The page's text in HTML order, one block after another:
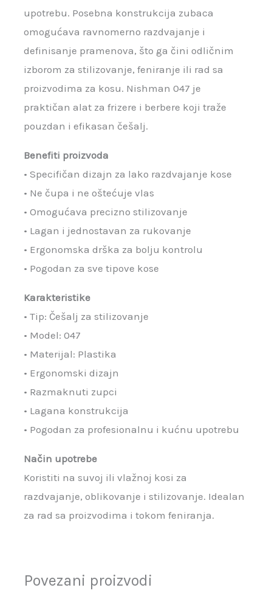
upotrebu. Posebna konstrukcija zubaca
omogućava ravnomerno razdvajanje i
definisanje pramenova, što ga čini odličnim
izborom za stilizovanje, feniranje ili rad sa
proizvodima za kosu. Nishman 047 je
praktičan alat za frizere i berbere koji traže
pouzdan i efikasan češalj.
Benefiti proizvoda
• Specifičan dizajn za lako razdvajanje kose
• Ne čupa i ne oštećuje vlas
• Omogućava precizno stilizovanje
• Lagan i jednostavan za rukovanje
• Ergonomska drška za bolju kontrolu
• Pogodan za sve tipove kose
Karakteristike
• Tip: Češalj za stilizovanje
• Model: 047
• Materijal: Plastika
• Ergonomski dizajn
• Razmaknuti zupci
• Lagana konstrukcija
• Pogodan za profesionalnu i kućnu upotrebu
Način upotrebe
Koristiti na suvoj ili vlažnoj kosi za
razdvajanje, oblikovanje i stilizovanje. Idealan
za rad sa proizvodima i tokom feniranja.
Povezani proizvodi